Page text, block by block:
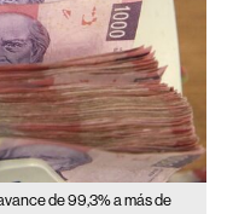
de 99,3% a más de